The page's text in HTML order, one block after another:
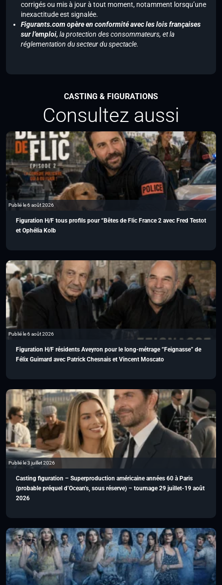
corrigés ou mis à jour à tout moment, notamment lorsqu’une
inexactitude est signalée.
Figurants.com opère en conformité avec les lois françaises
sur l’emploi, la protection des consommateurs, et la
réglementation du secteur du spectacle.
CASTING & FIGURATIONS
Consultez aussi
Publié le 6 août 2026
Figuration H/F tous profils pour “Bêtes de Flic France 2 avec Fred Testot
et Ophélia Kolb
Publié le 6 août 2026
Figuration H/F résidents Aveyron pour le long-métrage “Feignasse” de
Félix Guimard avec Patrick Chesnais et Vincent Moscato
Publié le 3 juillet 2026
Casting figuration – Superproduction américaine années 60 à Paris
(probable préquel d’Ocean’s, sous réserve) – tournage 29 juillet-19 août
2026